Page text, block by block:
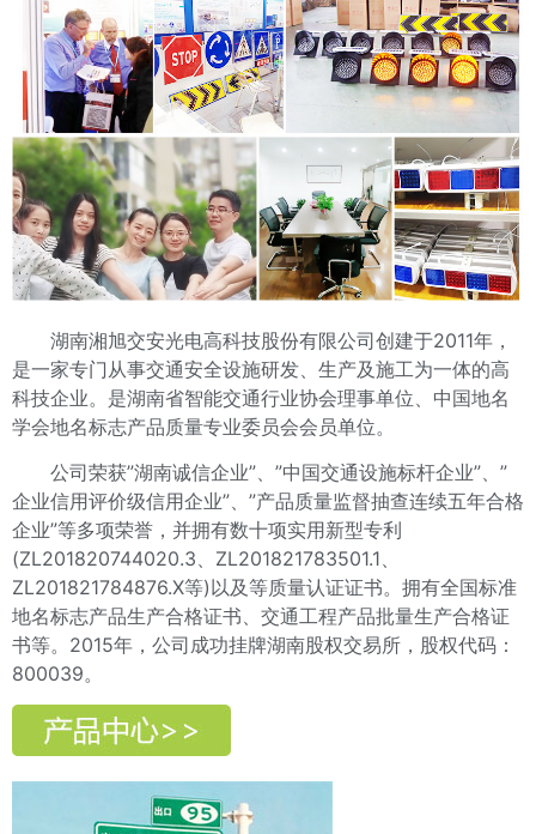
湖南湘旭交安光电高科技股份有限公司创建于2011年，
是一家专门从事交通安全设施研发、生产及施工为一体的高
科技企业。是湖南省智能交通行业协会理事单位、中国地名
学会地名标志产品质量专业委员会会员单位。
公司荣获”湖南诚信企业”、”中国交通设施标杆企业”、”
企业信用评价级信用企业”、”产品质量监督抽查连续五年合格
企业”等多项荣誉，并拥有数十项实用新型专利
(ZL201820744020.3、ZL201821783501.1、
ZL201821784876.X等)以及等质量认证证书。拥有全国标准
地名标志产品生产合格证书、交通工程产品批量生产合格证
书等。2015年，公司成功挂牌湖南股权交易所，股权代码：
800039。